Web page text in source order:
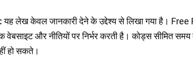
यह लेख केवल जानकारी देने के उद्देश्य से लिखा गया है। Free
वेबसाइट और नीतियों पर निर्भर करती है। कोड्स सीमित
हो सकते।